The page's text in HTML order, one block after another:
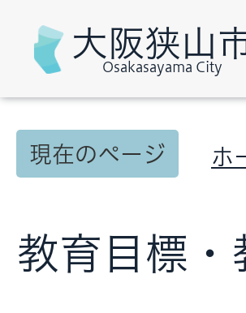
大阪狭山
Osakasayama City
現在のページ ホ
教育目標・